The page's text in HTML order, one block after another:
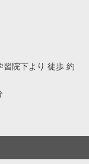
習院下より 徒歩 約